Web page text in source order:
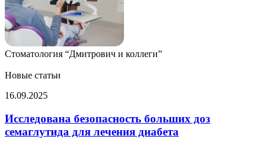
Стоматология “Дмитрович и коллеги”
Новые статьи
Исследована
больших
доз
семаглутида
16.09.2025
Исследована безопасность больших доз
семаглутида для лечения диабета